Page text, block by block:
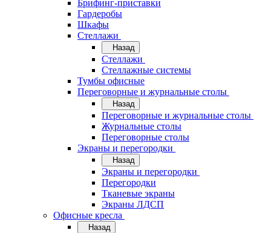
Брифинг-приставки
Гардеробы
Шкафы
Стеллажи
Назад
Стеллажи
Стеллажные системы
Тумбы офисные
Переговорные и журнальные столы
Назад
Переговорные и журнальные столы
Журнальные столы
Переговорные столы
Экраны и перегородки
Назад
Экраны и перегородки
Перегородки
Тканевые экраны
Экраны ЛДСП
Офисные кресла
Назад